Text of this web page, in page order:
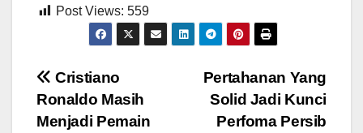
Post Views: 559
Post
navigation
Pertahanan Yang
Solid Jadi Kunci
Perfoma Persib
Cristiano
Ronaldo Masih
Menjadi Pemain